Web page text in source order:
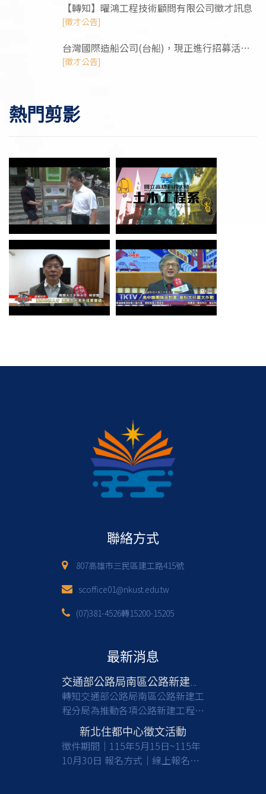
【轉知】曜鴻⼯程技術顧問有限公司徵才訊息
[徵才公告]
台灣國際造船公司(台船)，現正進行招募活
動，需求工程師/管理師/技術類人才
[徵才公告]
熱門剪影
聯絡方式
807高雄市三民區建工路415號
scoffice01@nkust.edu.tw
(07)381-4526轉15200-15205
最新消息
轉知交通部公路局南區公路新建工
程分局為推動各項公路新建工程，
亟需具備土木工程等相關專業背景
之人才加入，共同提升公共工程品
質與建設效能，請有意從事公部門
工程建設工作之應屆畢業生及校友
新北住都中心徵文活動
徵件期間｜115年5月15日~115年
10月30日 報名方式｜線上報名及